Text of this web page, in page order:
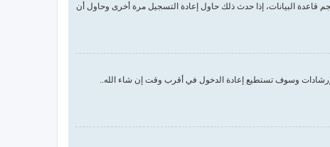
البيانات، إذا حدث ذلك حاول إعادة التسجيل مرة أخرى وحاول أن
وسوف تستطيع إعادة الدخول في أقرب وقت إن شاء الله..